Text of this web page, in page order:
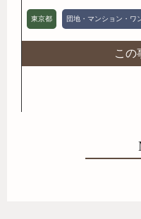
東京都 団地・マンション・ワ
この